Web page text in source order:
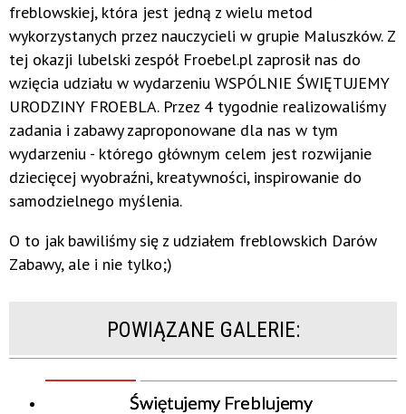
freblowskiej, która jest jedną z wielu metod
wykorzystanych przez nauczycieli w grupie Maluszków. Z
tej okazji lubelski zespół Froebel.pl zaprosił nas do
wzięcia udziału w wydarzeniu WSPÓLNIE ŚWIĘTUJEMY
URODZINY FROEBLA. Przez 4 tygodnie realizowaliśmy
zadania i zabawy zaproponowane dla nas w tym
wydarzeniu - którego głównym celem jest rozwijanie
dziecięcej wyobraźni, kreatywności, inspirowanie do
samodzielnego myślenia.
O to jak bawiliśmy się z udziałem freblowskich Darów
Zabawy, ale i nie tylko;)
POWIĄZANE GALERIE:
Świętujemy Freblujemy